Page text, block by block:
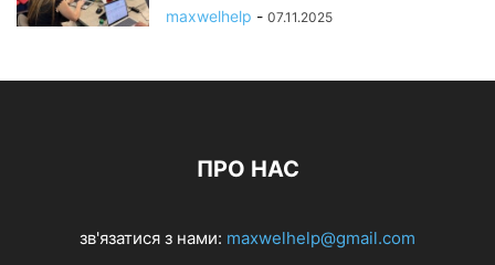
maxwelhelp - 07.11.2025
ПРО НАС
зв'язатися з нами: maxwelhelp@gmail.com